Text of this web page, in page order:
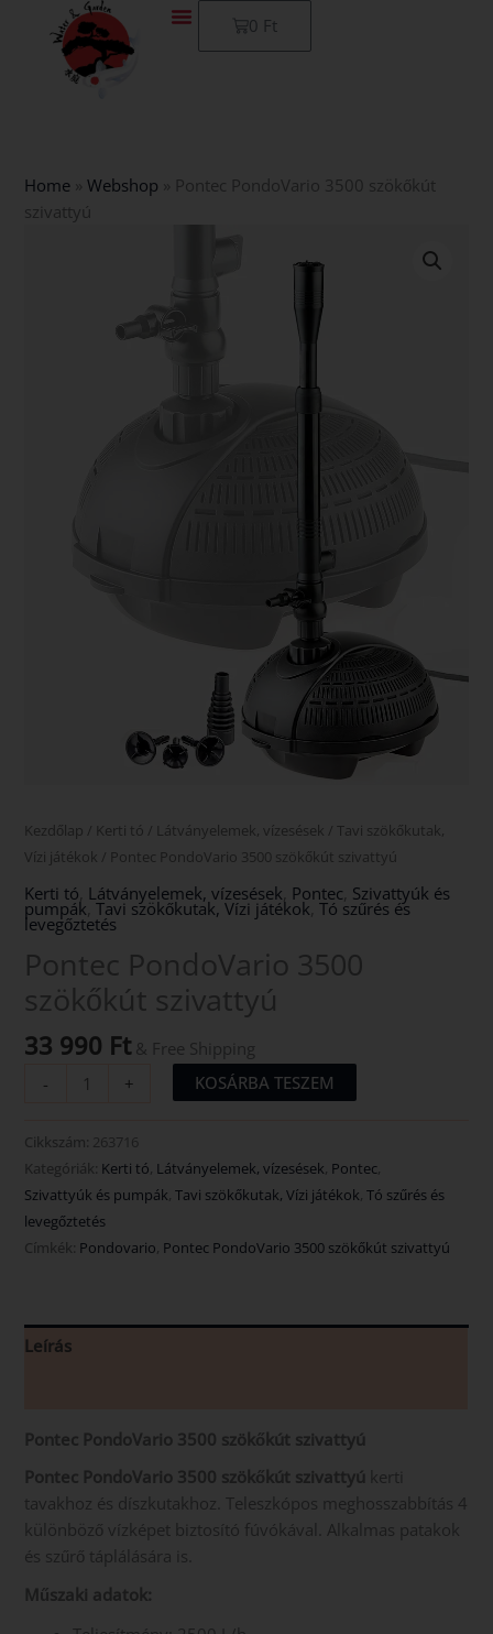
0 Ft
Kosár
Home »Webshop
Pontec PondoVario 3500 szökőkút
szivattyú
Kezdőlap / Kerti tó / Látványelemek, vízesések / Tavi szökőkutak,
Vízi játékok / Pontec PondoVario 3500 szökőkút szivattyú
Kerti tó Látványelemek, vízesések Pontec Szivattyúk és
pumpák ,Tavi szökőkutak, Vízi játékok ,Tó szűrés és
levegőztetés
Pontec PondoVario 3500
szökőkút szivattyú
33 990 Ft & Free Shipping
-
+ KOSÁRBA TESZEM
Cikkszám: 263716
Kategóriák: Kerti tó, Látványelemek, vízesések, Pontec,
Szivattyúk és pumpák,Tavi szökőkutak, Vízi játékok,Tó szűrés és
levegőztetés
Címkék: Pondovario, Pontec PondoVario 3500 szökőkút szivattyú
Leírás
Pontec PondoVario 3500 szökőkút szivattyú
Pontec PondoVario 3500 szökőkút szivattyú kerti
tavakhoz és díszkutakhoz. Teleszkópos meghosszabbítás 4
különböző vízképet biztosító fúvókával. Alkalmas patakok
és szűrő táplálására is.
Műszaki adatok: